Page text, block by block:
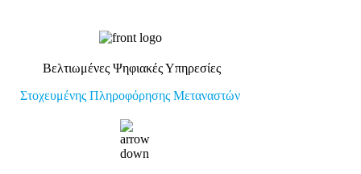
Βελτιωμένες Ψηφιακές Υπηρεσίες
Στοχευμένης Πληροφόρησης Μεταναστών